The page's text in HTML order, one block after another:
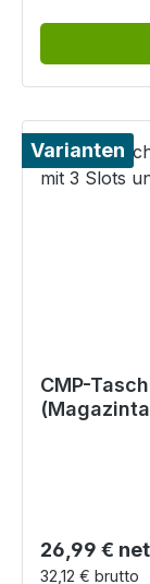
Varianten
CMP-
Regulärer
26,99 €
32,12 € brutto